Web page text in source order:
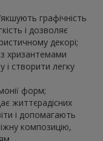
графічність
і дозволяє
декорі;
хризантемами
і створити легку
форм;
життєрадісних
і допомагають
композицію,